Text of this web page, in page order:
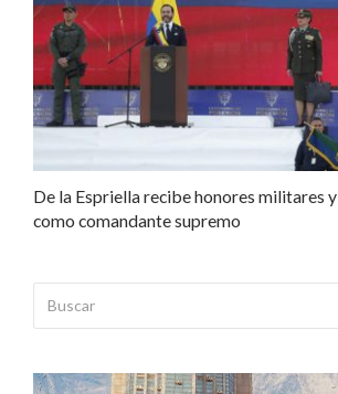
De la Espriella recibe honores militares
como comandante supremo